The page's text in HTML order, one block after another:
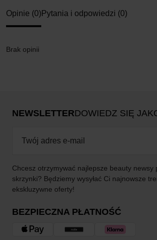
Opinie (0) Pytania i odpowiedzi (0)
Brak opinii
NEWSLETTERDOWIEDZ SIĘ
Chcesz otrzymywać najlepsze beauty newsy
skrzynki? Będziemy wysyłać Ci najnowsze
ekskluzywne oferty!
BEZPIECZNA PŁATNOŚĆ